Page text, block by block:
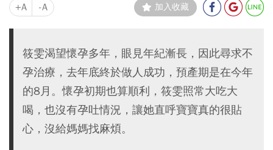
+A -A 加入收藏
筱雯渴望懷孕多年，眼見年紀漸長，因此尋求不
孕治療，去年底終於做人成功，預產期是在今年
的8月。懷孕初期也算順利，筱雯照常大吃大
喝，也沒有孕吐情況，讓她直呼寶寶真的很貼
心，沒給媽媽找麻煩。